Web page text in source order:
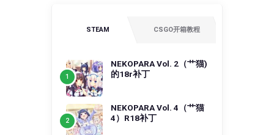
STEAM CSGO开箱教程
NEKOPARA Vol. 2（艹猫)
的18r补丁
NEKOPARA Vol. 4（艹猫
4）R18补丁